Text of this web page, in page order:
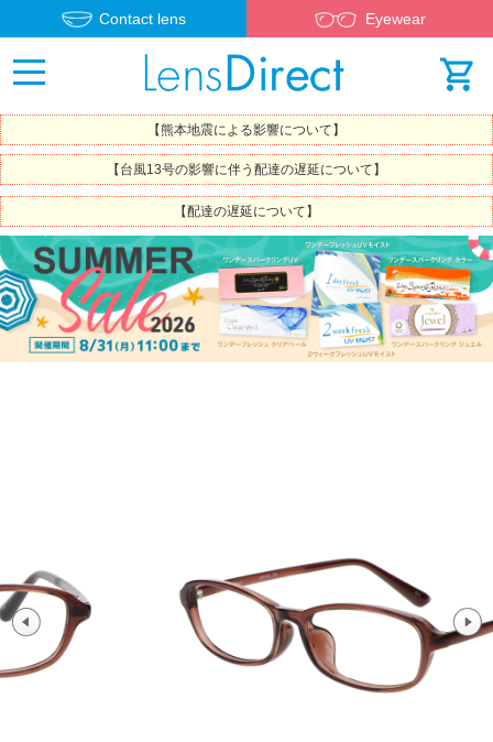
Contact lens Eyewear
【熊本地震による影響について】
【台風13号の影響に伴う配達の遅延について】
【配達の遅延について】